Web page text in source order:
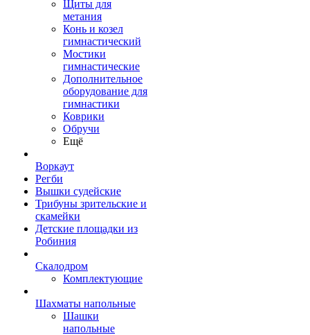
Щиты для
метания
Конь и козел
гимнастический
Мостики
гимнастические
Дополнительное
оборудование для
гимнастики
Коврики
Обручи
Ещё
Воркаут
Регби
Вышки судейские
Трибуны зрительские и
скамейки
Детские площадки из
Робиния
Скалодром
Комплектующие
Шахматы напольные
Шашки
напольные